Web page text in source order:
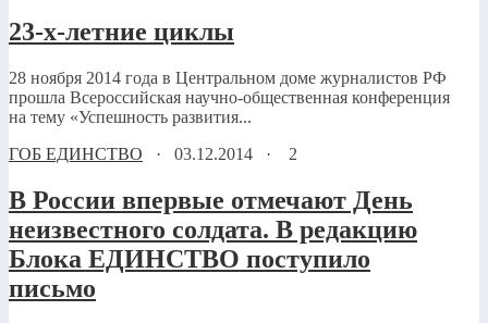
23-х-летние циклы
28 ноября 2014 года в Центральном доме журналистов РФ
прошла Всероссийская научно-общественная конференция
на тему «Успешность развития...
ГОБ ЕДИНСТВО · 03.12.2014 · 2
В России впервые отмечают День
неизвестного солдата. В редакцию
Блока ЕДИНСТВО поступило
письмо